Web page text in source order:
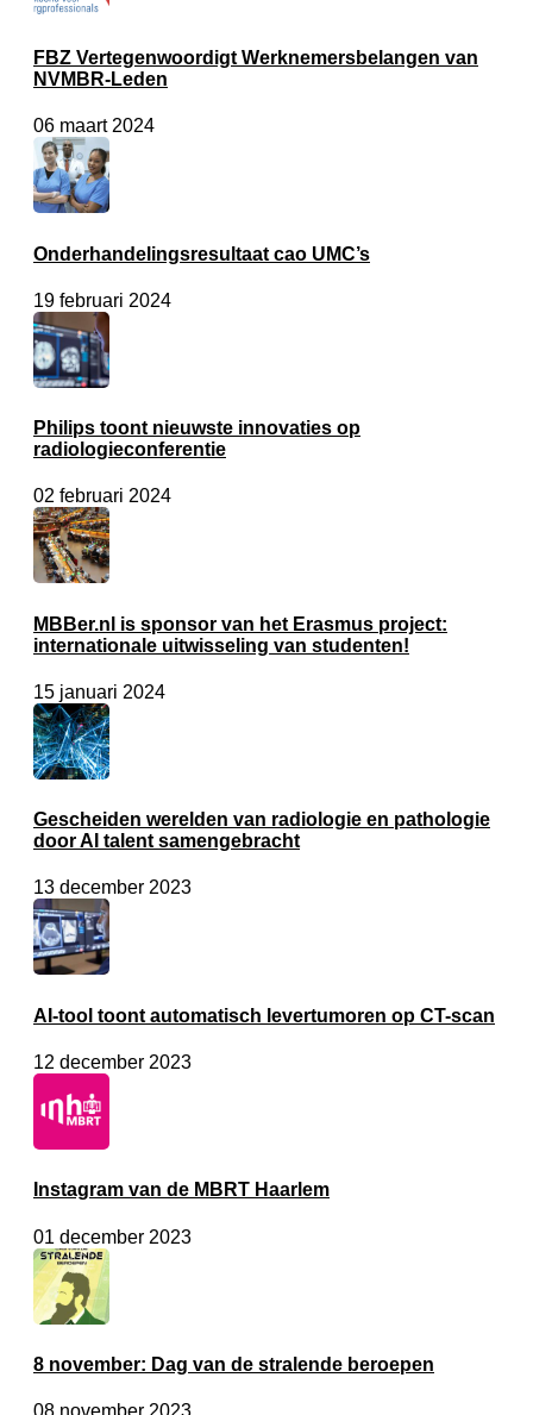
FBZ Vertegenwoordigt Werknemersbelangen van
NVMBR-Leden
06 maart 2024
Onderhandelingsresultaat cao UMC’s
19 februari 2024
Philips toont nieuwste innovaties op
radiologieconferentie
02 februari 2024
MBBer.nl is sponsor van het Erasmus project:
internationale uitwisseling van studenten!
15 januari 2024
Gescheiden werelden van radiologie en pathologie
door AI talent samengebracht
13 december 2023
AI-tool toont automatisch levertumoren op CT-scan
12 december 2023
Instagram van de MBRT Haarlem
01 december 2023
8 november: Dag van de stralende beroepen
08 november 2023